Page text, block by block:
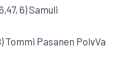
6) Samuli
Tommi Pasanen PolvVa